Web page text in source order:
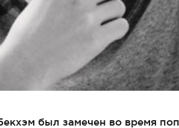
был замечен во время